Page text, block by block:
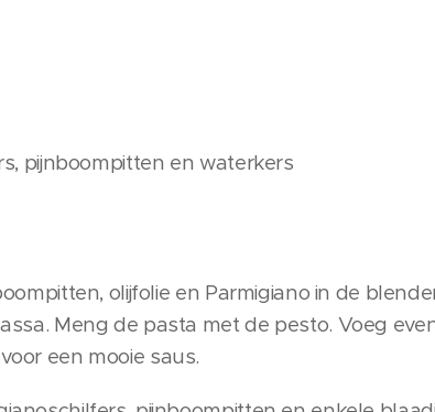
pijnboompitten en waterkers
olijfolie en Parmigiano in de
Meng de pasta met de pesto. Voeg
een mooie saus.